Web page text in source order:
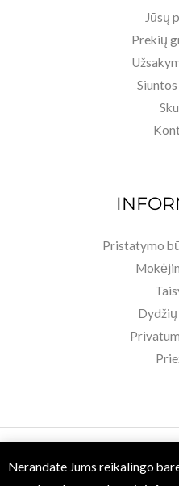
Nerandate Jums reikalingo
Jūsų
Prekių
Pristatymo